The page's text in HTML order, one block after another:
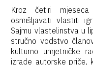
Kroz četiri
osmišljavati vlastiti
Sajmu vlastelinstva u
stručno vodstvo
kulturno umjetničke
izrade autorske priče,